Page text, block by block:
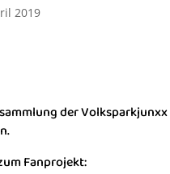
2019
der
Fanprojekt: